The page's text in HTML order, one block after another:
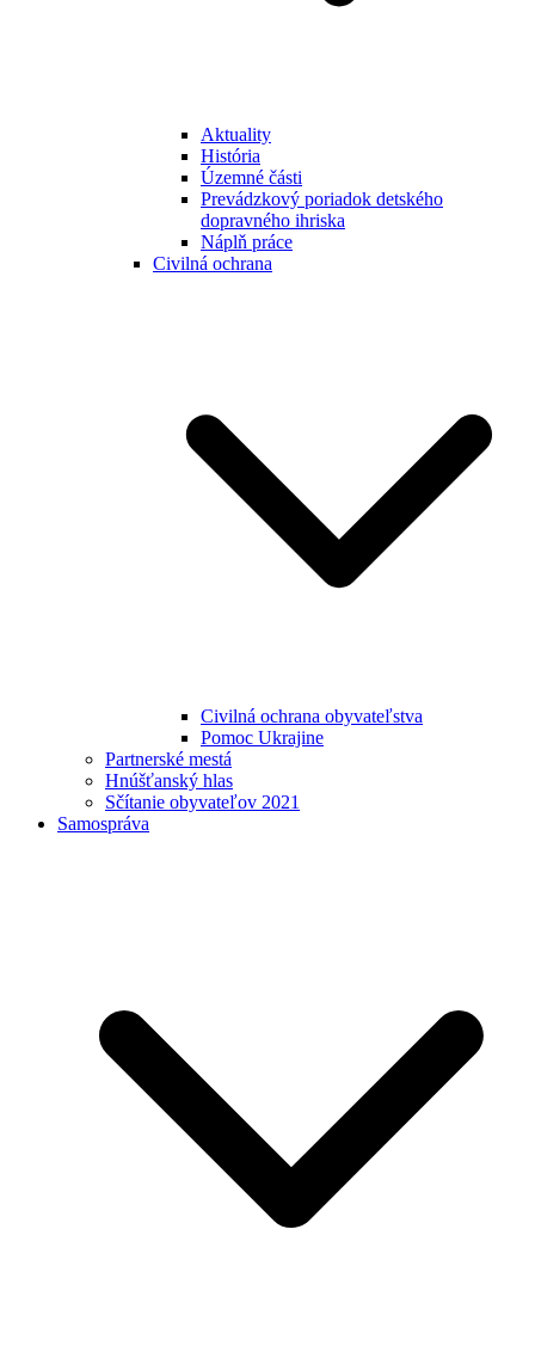
Aktuality
História
Územné části
Prevádzkový poriadok detského
dopravného ihriska
Náplň práce
Civilná ochrana
Civilná ochrana obyvateľstva
Pomoc Ukrajine
Partnerské mestá
Hnúšťanský hlas
Sčítanie obyvateľov 2021
Samospráva